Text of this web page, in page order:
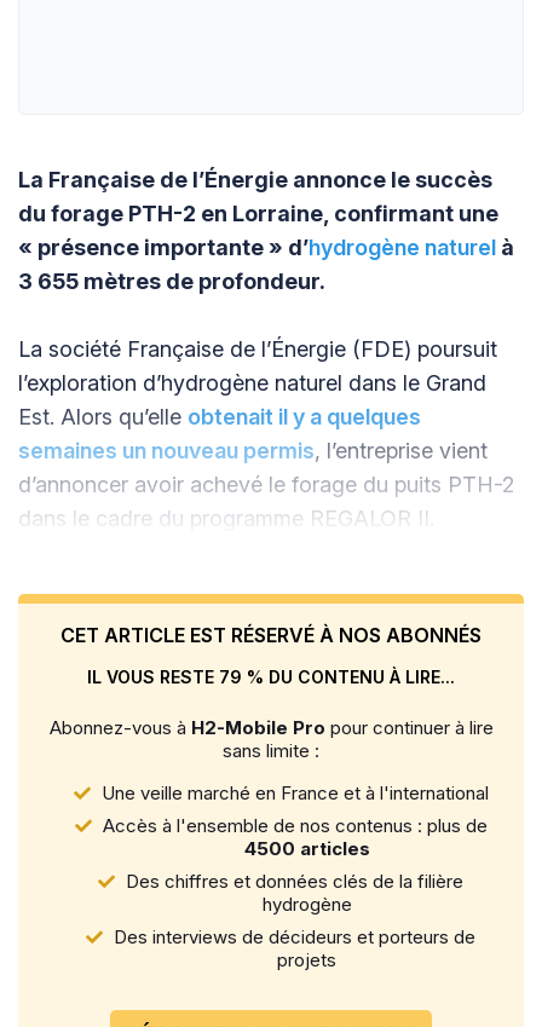
La Française de l’Énergie annonce le succès
du forage PTH-2 en Lorraine, confirmant une
« présence importante » d’hydrogène naturel à
3 655 mètres de profondeur.
La société Française de l’Énergie (FDE) poursuit
l’exploration d’hydrogène naturel dans le Grand
Est. Alors qu’elle obtenait il y a quelques
semaines un nouveau permis, l’entreprise vient
d’annoncer avoir achevé le forage du puits PTH-2
dans le cadre du programme REGALOR II.
CET ARTICLE EST RÉSERVÉ À NOS ABONNÉS
IL VOUS RESTE 79 % DU CONTENU À LIRE...
Abonnez-vous à H2-Mobile Pro pour continuer à lire
sans limite :
Une veille marché en France et à l'international
Accès à l'ensemble de nos contenus : plus de
4500 articles
Des chiffres et données clés de la filière
hydrogène
Des interviews de décideurs et porteurs de
projets